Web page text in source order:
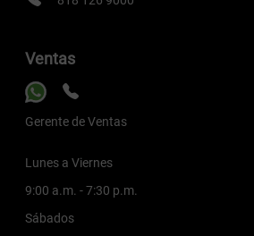
Ventas
Gerente de Ventas
Lunes a Viernes
9:00 a.m. - 7:30 p.m.
Sábados